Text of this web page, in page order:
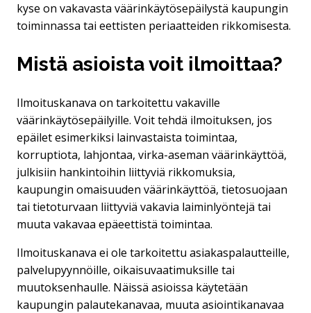
kyse on vakavasta väärinkäytösepäilystä kaupungin
toiminnassa tai eettisten periaatteiden rikkomisesta.
Mistä asioista voit ilmoittaa?
Ilmoituskanava on tarkoitettu vakaville
väärinkäytösepäilyille. Voit tehdä ilmoituksen, jos
epäilet esimerkiksi lainvastaista toimintaa,
korruptiota, lahjontaa, virka-aseman väärinkäyttöä,
julkisiin hankintoihin liittyviä rikkomuksia,
kaupungin omaisuuden väärinkäyttöä, tietosuojaan
tai tietoturvaan liittyviä vakavia laiminlyöntejä tai
muuta vakavaa epäeettistä toimintaa.
Ilmoituskanava ei ole tarkoitettu asiakaspalautteille,
palvelupyynnöille, oikaisuvaatimuksille tai
muutoksenhaulle. Näissä asioissa käytetään
kaupungin palautekanavaa, muuta asiointikanavaa